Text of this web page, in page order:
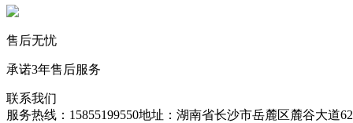
售后无忧
承诺3年售后服务
联系我们
服务热线：15855199550地址：湖南省长沙市岳麓区麓谷大道